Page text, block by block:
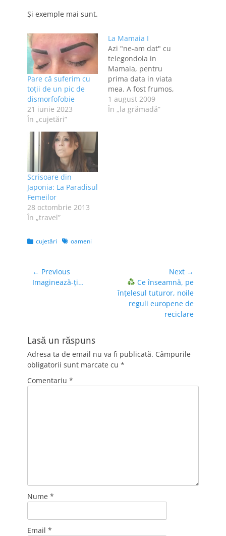
Și exemple mai sunt.
Pare că suferim cu
toții de un pic de
dismorfofobie
21 iunie 2023
În „cujetări”
La Mamaia I
Azi "ne-am dat" cu
telegondola in
Mamaia, pentru
prima data in viata
mea. A fost frumos,
dar cam scurt [15
minute], iar maine
1 august 2009
În „la grămadă”
Scrisoare din
Japonia: La Paradisul
Femeilor
28 octombrie 2013
În „travel”
Categories
cujetări Tagsoameni
Navigare
în
← Previous
Previous
Imaginează-ți…
Next →
Next
post:
Ce înseamnă, pe
înțelesul tuturor, noile
reguli europene de
reciclare
Lasă un răspuns
Adresa ta de email nu va fi publicată. Câmpurile
obligatorii sunt marcate cu *
Comentariu *
Nume *
Email *